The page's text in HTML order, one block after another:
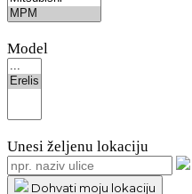
Model
Unesi željenu lokaciju
Dohvati moju lokaciju